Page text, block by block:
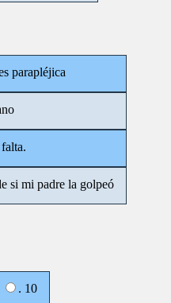
parapléjica
si mi padre la golpeó
. 10